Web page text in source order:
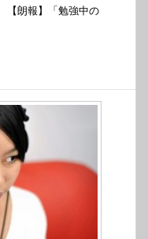
【朗報】「勉強中の